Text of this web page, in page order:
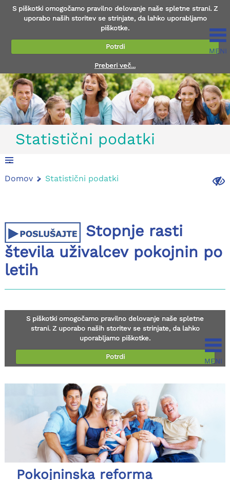
S piškotki omogočamo pravilno delovanje naše spletne strani. Z
uporabo naših storitev se strinjate, da lahko uporabljamo
piškotke.
Potrdi
Preberi več...
MENI
Statistični podatki
.
.
Domov Statistični podatki
Stopnje rasti
števila uživalcev pokojnin po
letih